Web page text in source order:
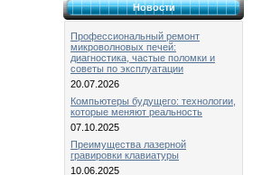
Новости
Профессиональный ремонт
микроволновых печей:
диагностика, частые поломки и
советы по эксплуатации
20.07.2026
Компьютеры будущего: технологии,
которые меняют реальность
07.10.2025
Преимущества лазерной
гравировки клавиатуры
10.06.2025